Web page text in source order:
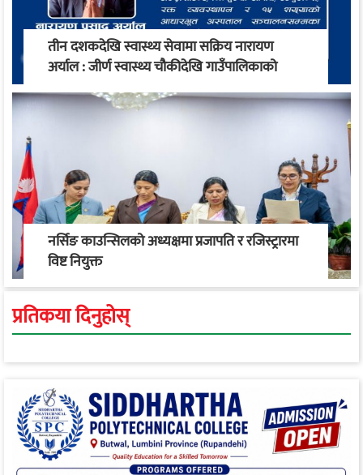
तीन दशकदेखि स्वास्थ्य सेवामा सक्रिय नारायण
अर्याल : जीर्ण स्वास्थ्य चौकीदेखि गाउँपालिकाको
स्वास्थ्य रूपान्तरण सम्म
नर्सिङ काउन्सिलको अध्यक्षमा प्रजापति र रजिस्ट्रारमा
विष्ट नियुक्त
प्रतिकया दिनुहोस्